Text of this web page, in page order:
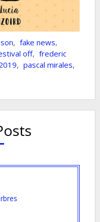
, fake news,
off, frederic
, pascal mirales,